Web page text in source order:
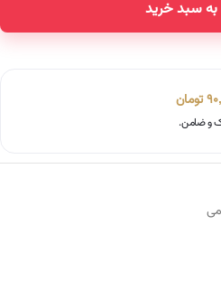
به سبد خرید
تومان